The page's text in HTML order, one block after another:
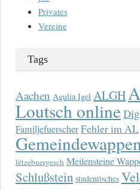
Privates
Vereine
Tags
Aachen Agulia Igel ALGH
Loutsch online
FamiljefuerscherFehler im AL
Gemeindewappen
lëtzebuergesch Meilensteine
Schlußstein studentisches